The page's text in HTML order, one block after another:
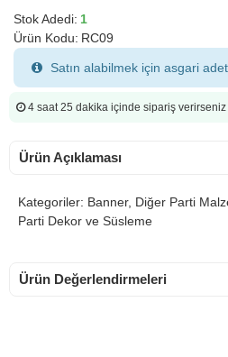
Stok Adedi: 1
Ürün Kodu: RC09
Satın alabilmek için asgari
4 saat 25 dakika içinde sipariş verirseniz
Ürün Açıklaması
Kategoriler: Banner, Diğer Parti
Parti Dekor ve Süsleme
Ürün Değerlendirmeleri